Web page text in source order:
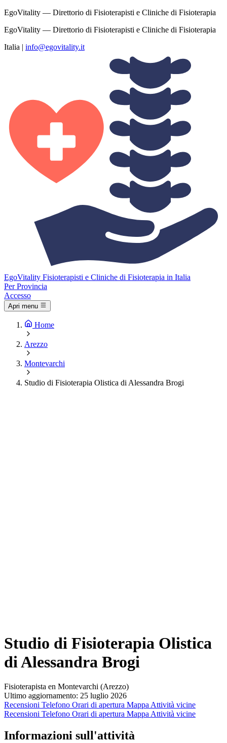
EgoVitality — Direttorio di Fisioterapisti e Cliniche di Fisioterapia
EgoVitality — Direttorio di Fisioterapisti e Cliniche di Fisioterapia
Italia | info@egovitality.it
EgoVitality Fisioterapisti e Cliniche di Fisioterapia in Italia
Per Provincia
Accesso
Apri menu
Home
Arezzo
Montevarchi
Studio di Fisioterapia Olistica di Alessandra Brogi
Studio di Fisioterapia Olistica
di Alessandra Brogi
Fisioterapista en Montevarchi (Arezzo)
Ultimo aggiornamento: 25 luglio 2026
Recensioni Telefono Orari di apertura Mappa Attività vicine
Recensioni Telefono Orari di apertura Mappa Attività vicine
Informazioni sull'attività